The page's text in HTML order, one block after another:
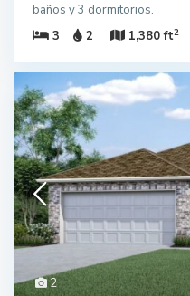
baños y 3 dormitorios.
3
2 1,380 ft2
2